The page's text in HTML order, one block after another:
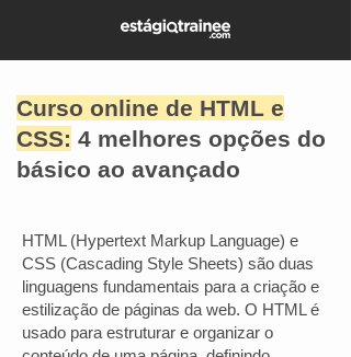
Curso online de HTML e
CSS: 4 melhores opções do
básico ao avançado
HTML (Hypertext Markup Language) e
CSS (Cascading Style Sheets) são duas
linguagens fundamentais para a criação e
estilização de páginas da web. O HTML é
usado para estruturar e organizar o